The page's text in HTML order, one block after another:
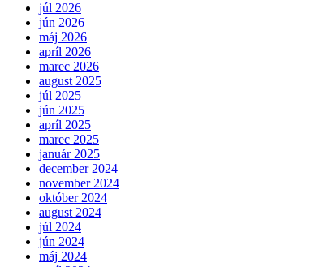
júl 2026
jún 2026
máj 2026
apríl 2026
marec 2026
august 2025
júl 2025
jún 2025
apríl 2025
marec 2025
január 2025
december 2024
november 2024
október 2024
august 2024
júl 2024
jún 2024
máj 2024